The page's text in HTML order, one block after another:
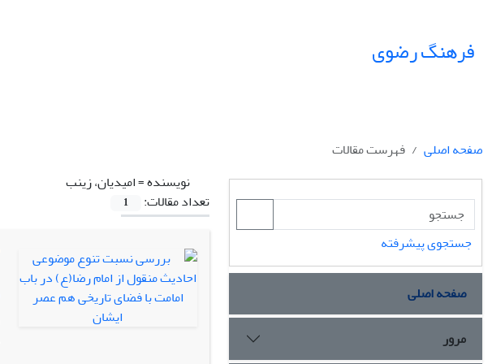
فرهنگ رضوی
صفحه اصلی
فهرست مقالات
نویسنده =امیدیان، زینب
تعداد مقالات:
1
جستجوی پیشرفته
صفحه اصلی
مرور